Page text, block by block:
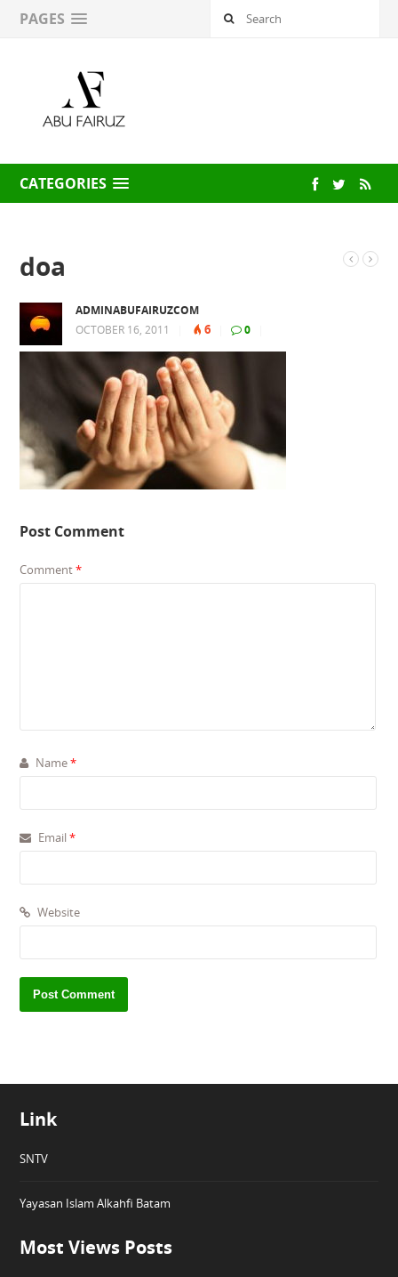
PAGES
CATEGORIES
doa
ADMINABUFAIRUZCOM
OCTOBER 16, 2011
6 0
Post Comment
Comment*
Name*
Email*
Website
Link
SNTV
Yayasan Islam Alkahfi Batam
Most Views Posts